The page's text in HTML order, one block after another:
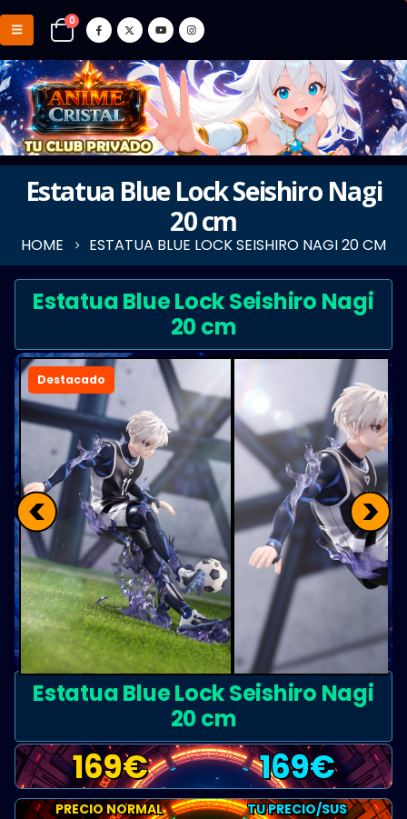
0
Estatua Blue Lock Seishiro Nagi
20 cm
HOME ESTATUA BLUE LOCK SEISHIRO NAGI 20 CM
Estatua Blue Lock Seishiro Nagi
20 cm
Destacado
< >
Estatua Blue Lock Seishiro Nagi
20 cm
169€ 169€
PRECIO NORMAL TU PRECIO/SUS